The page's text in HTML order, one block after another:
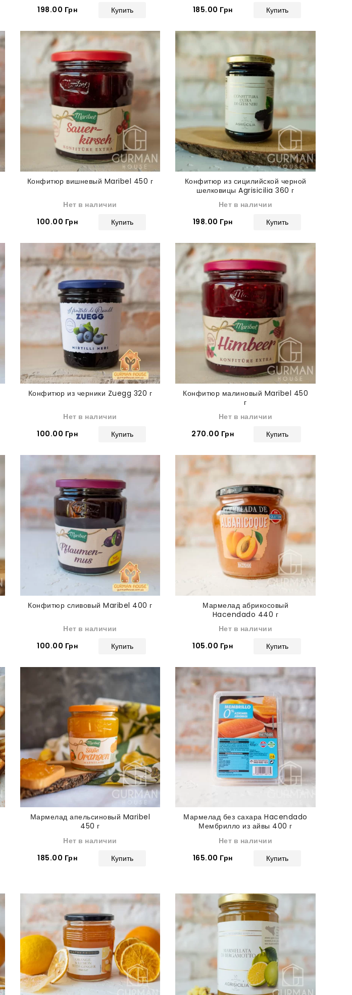
198.00 Грн
Купить
185.00 Грн
Купить
Конфитюр вишневый Maribel 450 г
Нет в наличии
100.00 Грн
Купить
Конфитюр из сицилийской черной
шелковицы Agrisicilia 360 г
Нет в наличии
198.00 Грн
Купить
Конфитюр из черники Zuegg 320 г
Нет в наличии
100.00 Грн
Купить
Конфитюр малиновый Maribel 450
г
Нет в наличии
270.00 Грн
Купить
Конфитюр сливовый Maribel 400 г
Нет в наличии
100.00 Грн
Купить
Мармелад абрикосовый
Hacendado 440 г
Нет в наличии
105.00 Грн
Купить
Мармелад апельсиновый Maribel
450 г
Нет в наличии
185.00 Грн
Купить
Мармелад без сахара Hacendado
Мембрилло из айвы 400 г
Нет в наличии
165.00 Грн
Купить